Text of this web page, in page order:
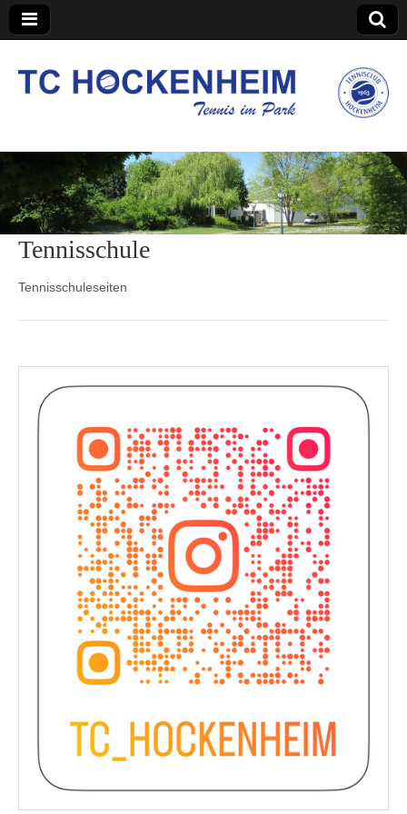
TC Hockenheim
Tennisschule
Tennisschuleseiten